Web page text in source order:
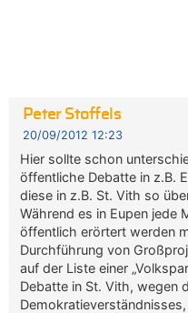
Peter Stoffels
20/09/2012 12:23
Hier sollte schon
öffentliche Debatte in z.B.
diese in z.B. St. Vith so
Während es in Eupen jede
öffentlich erörtert werden
Durchführung von
auf der Liste einer
Debatte in St. Vith, wegen